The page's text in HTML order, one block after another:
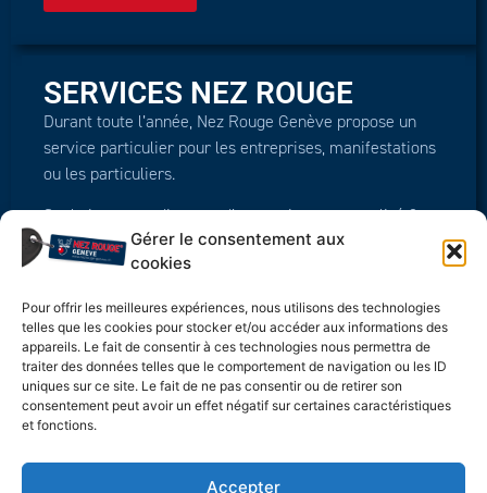
Gérer le consentement aux
cookies
Pour offrir les meilleures expériences, nous utilisons des technologies
telles que les cookies pour stocker et/ou accéder aux informations des
appareils. Le fait de consentir à ces technologies nous permettra de
traiter des données telles que le comportement de navigation ou les ID
uniques sur ce site. Le fait de ne pas consentir ou de retirer son
consentement peut avoir un effet négatif sur certaines caractéristiques
et fonctions.
Accepter
SERVICES NEZ ROUGE
Durant toute l’année, Nez Rouge Genève propose un
service particulier pour les entreprises, manifestations
ou les particuliers.
Souhaitez-vous disposer d’un service personnalisé ?
Contactez-nous
Nez-Rouge Genève Carrefour
addictionS Rue Agasse 45
1208 Genève +41 79 680 08
Nez Rouge Genève
est membre de la